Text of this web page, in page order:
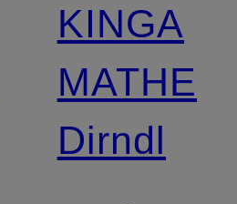
KINGA
MATHE
Dirndl